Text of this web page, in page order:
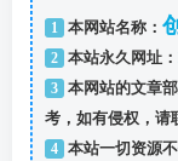
1 本网站名称：
2 本站永久网址：
3
本网站的文章
考，如有侵权，请
4
本站一切资源